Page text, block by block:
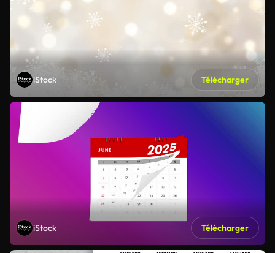
iStock Télécharger
iStock Télécharger